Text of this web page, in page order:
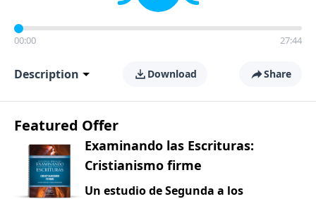
00:00 27:44
Description Download Share
Featured Offer
Examinando las Escrituras:
Cristianismo firme
Un estudio de Segunda a los